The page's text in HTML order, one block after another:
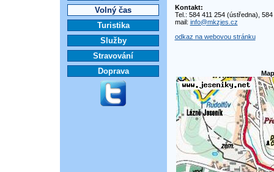
Volný čas
Turistika
Služby
Stravování
Doprava
Kontakt:
Tel.: 584 411 254 (ústředna),
mail: info@mkzjes.cz
odkaz na webovou stránku